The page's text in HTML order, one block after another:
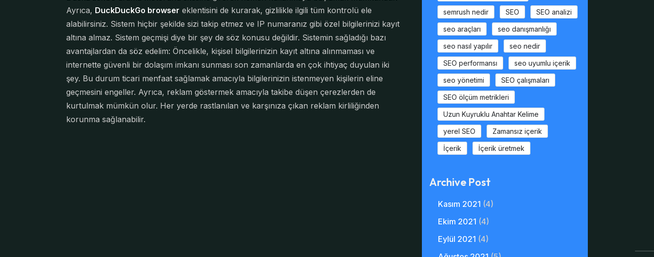
Ayrıca, DuckDuckGo browser eklentisini de kurarak, gizlilikle ilgili tüm kontrolü ele
alabilirsiniz. Sistem hiçbir şekilde sizi takip etmez ve IP numaranız gibi özel bilgilerinizi kayıt
altına almaz. Sistem geçmişi diye bir şey de söz konusu değildir. Sistemin sağladığı bazı
avantajlardan da söz edelim: Öncelikle, kişisel bilgilerinizin kayıt altına alınmaması ve
internette güvenli bir dolaşım imkanı sunması son zamanlarda en çok ihtiyaç duyulan iki
şey. Bu durum ticari menfaat sağlamak amacıyla bilgilerinizin istenmeyen kişilerin eline
geçmesini engeller. Ayrıca, reklam göstermek amacıyla takibe düşen çerezlerden de
kurtulmak mümkün olur. Her yerde rastlanılan ve karşınıza çıkan reklam kirliliğinden
korunma sağlanabilir.
semrush nedir SEO SEO analizi
seo araçları seo danışmanlığı
seo nasıl yapılır seo nedir
SEO performansı seo uyumlu içerik
seo yönetimi SEO çalışmaları
SEO ölçüm metrikleri
Uzun Kuyruklu Anahtar Kelime
yerel SEO Zamansız içerik
İçerik İçerik üretmek
Archive Post
Kasım 2021 (4)
Ekim 2021 (4)
Eylül 2021 (4)